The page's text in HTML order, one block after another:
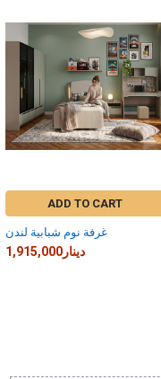
ADD TO CART
غرفة نوم شبابية لندن
1,915,000دينار